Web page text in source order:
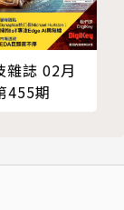
雜誌 02月
455期